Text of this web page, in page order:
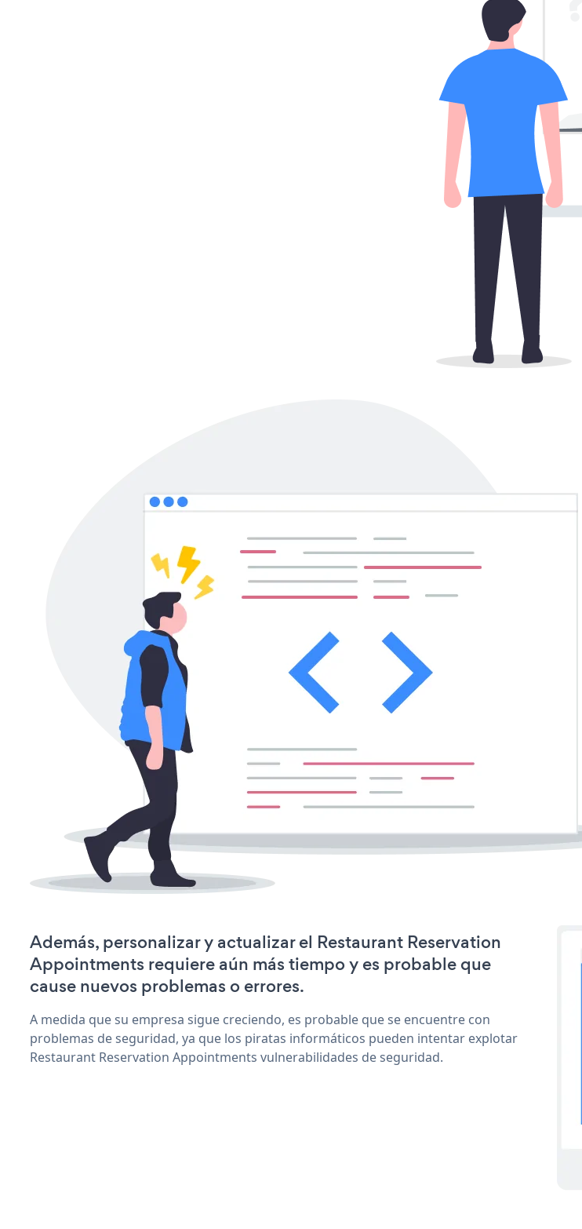
Además, personalizar y actualizar el Restaurant Reservation
Appointments requiere aún más tiempo y es probable que
cause nuevos problemas o errores.
A medida que su empresa sigue creciendo, es probable que se encuentre con
problemas de seguridad, ya que los piratas informáticos pueden intentar explotar
Restaurant Reservation Appointments vulnerabilidades de seguridad.